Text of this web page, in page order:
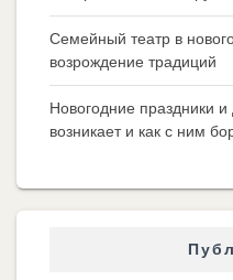
Семейный театр в
возрождение традиций
Новогодние праздники и
возникает и как с ним